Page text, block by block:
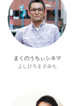
まくのうちぃシネマ
よしひろまさみち